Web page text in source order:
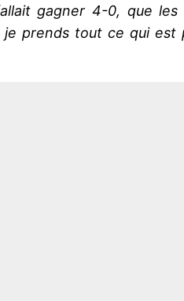
gagner 4-0, que les
je prends tout ce qui est